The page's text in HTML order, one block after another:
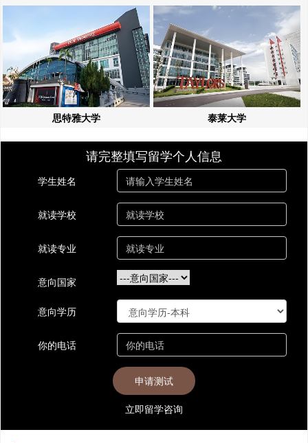
思特雅大学 泰莱大学
请完整填写留学个人信息
学生姓名
就读学校
就读专业
意向国家
意向学历
你的电话
立即留学咨询